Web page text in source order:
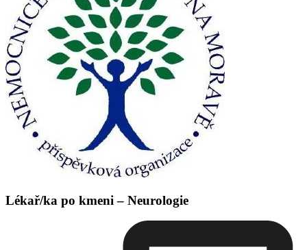
Lékař/ka po kmeni – Neurologie